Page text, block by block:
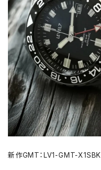
新作GMT：LV1-GMT-X1SBK